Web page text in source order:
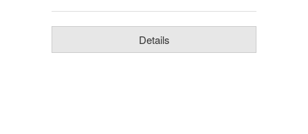
Details